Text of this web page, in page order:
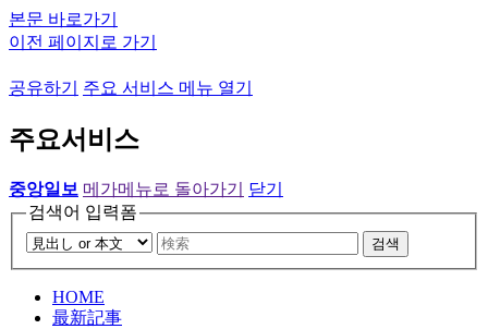
본문 바로가기
이전 페이지로 가기
공유하기 주요 서비스 메뉴 열기
주요서비스
중앙일보 메가메뉴로 돌아가기
닫기
검색어 입력폼
검색
HOME
最新記事